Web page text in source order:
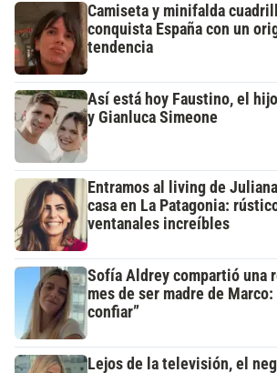
Camiseta y minifalda
conquista España con un
tendencia
Así está hoy Faustino, el
y Gianluca Simeone
Entramos al living de
casa en La Patagonia:
ventanales increíbles
Sofía Aldrey compartió una
mes de ser madre de
confiar”
Lejos de la televisión, el